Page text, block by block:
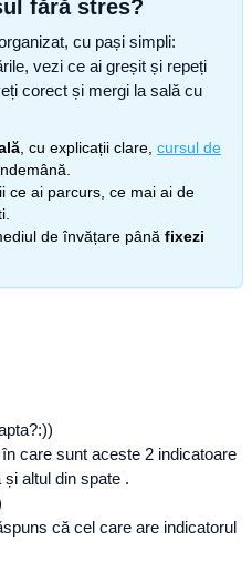
fără stres?
cu pași simpli:
vezi ce ai greșit și repeți
corect și mergi la sală cu
, cu explicații clare, cursul de
ce ai parcurs, ce mai ai de
de învățare până fixezi
care sunt aceste 2 indicatoare
altul din spate .
că cel care are indicatorul